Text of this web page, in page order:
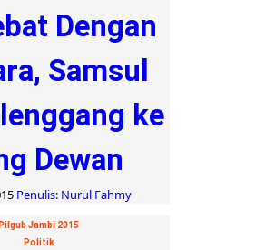
Dengan
Samsul
ke
Dewan
Penulis: Nurul Fahmy
Pilgub Jambi 2015
Politik